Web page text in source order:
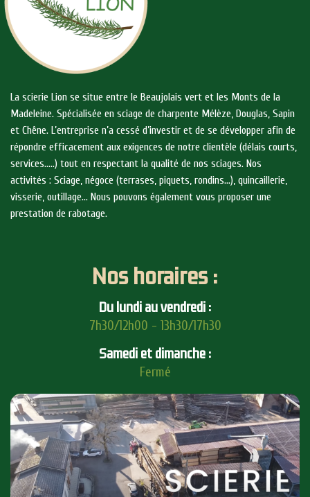
La scierie Lion se situe entre le Beaujolais vert et les Monts de la
Madeleine. Spécialisée en sciage de charpente Mélèze, Douglas, Sapin
et Chêne. L’entreprise n’a cessé d’investir et de se développer afin de
répondre efficacement aux exigences de notre clientèle (délais courts,
services…..) tout en respectant la qualité de nos sciages. Nos
activités : Sciage, négoce (terrases, piquets, rondins…), quincaillerie,
visserie, outillage… Nous pouvons également vous proposer une
prestation de rabotage.
Nos horaires :
Du lundi au vendredi :
7h30/12h00 - 13h30/17h30
Samedi et dimanche :
Fermé